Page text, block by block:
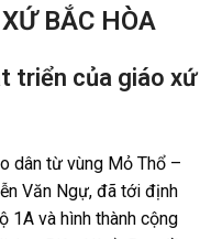
BẮC HÒA
triển của giáo xứ
dân từ vùng Mỏ Thổ –
Văn Ngự, đã tới định
1A và hình thành cộng